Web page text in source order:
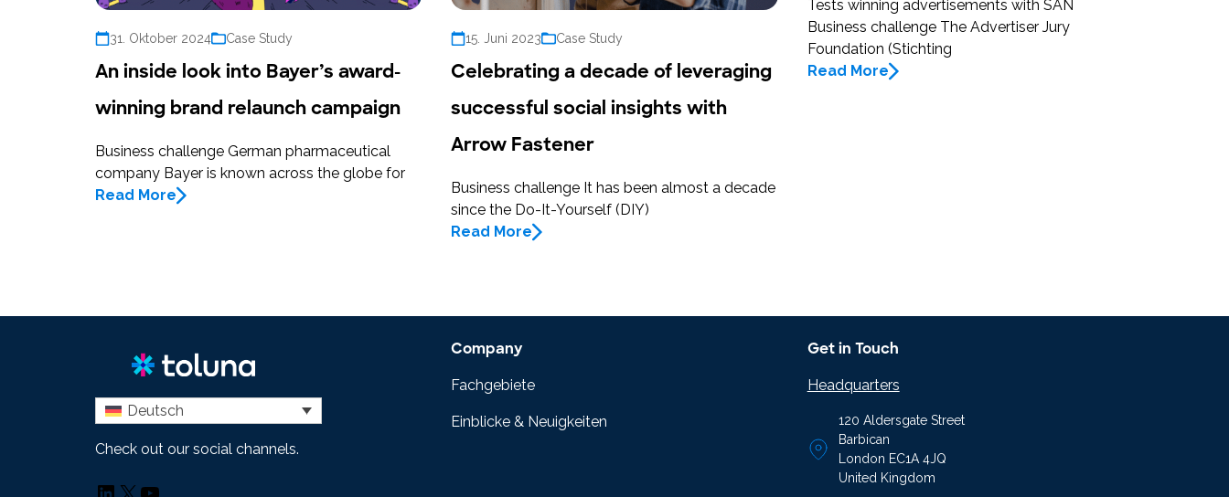
31. Oktober 2024 Case Study
An inside look into Bayer’s award-
winning brand relaunch campaign
Business challenge German pharmaceutical
company Bayer is known across the globe for
Read More
15. Juni 2023 Case Study
Celebrating a decade of leveraging
successful social insights with
Arrow Fastener
Business challenge It has been almost a decade
since the Do-It-Yourself (DIY)
Read More
Tests winning advertisements with SAN
Business challenge The Advertiser Jury
Foundation (Stichting
Read More
Deutsch
Check out our social channels.
LinkedIn
X YouTube
Company
Fachgebiete
Einblicke & Neuigkeiten
Get in Touch
Headquarters
120 Aldersgate Street
Barbican
London EC1A 4JQ
United Kingdom